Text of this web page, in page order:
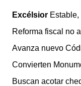
Excélsior
Reforma fiscal no
Avanza nuevo
Convierten
Buscan acotar